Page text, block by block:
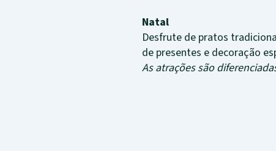
Natal
Desfrute de pratos
de presentes e decoração
As atrações são